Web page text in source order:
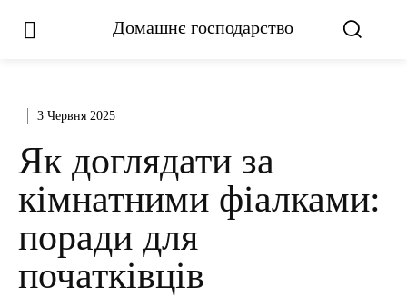
Домашнє господарство
3 Червня 2025
Як доглядати за
кімнатними фіалками:
поради для
початківців